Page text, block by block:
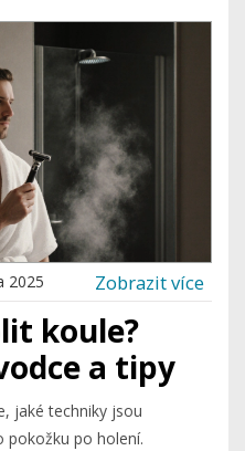
2025 Zobrazit více
koule?
a tipy
jaké techniky jsou
pokožku po holení.